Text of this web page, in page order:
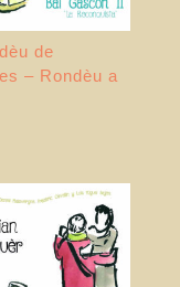
de
– Rondèu a